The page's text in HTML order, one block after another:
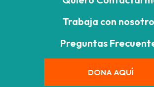
Trabaja con
Preguntas
DONA AQUÍ